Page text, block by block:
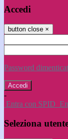
Accedi
button close ×
Password
-
Entra con SPID
Seleziona